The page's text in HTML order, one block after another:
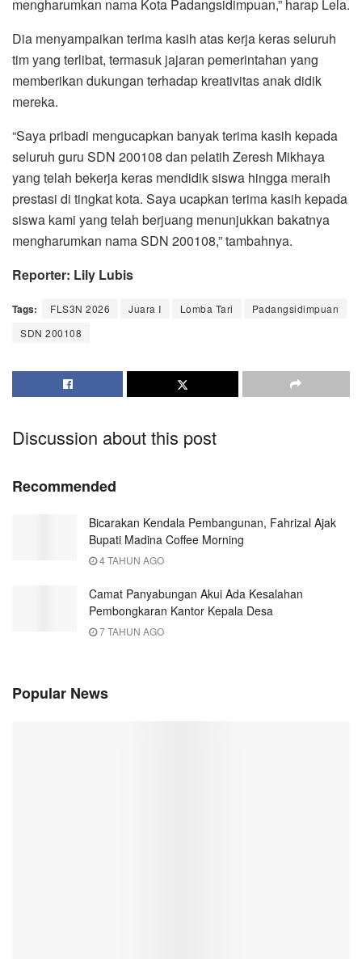
mengharumkan nama Kota Padangsidimpuan,” harap Lela.
Dia menyampaikan terima kasih atas kerja keras seluruh
tim yang terlibat, termasuk jajaran pemerintahan yang
memberikan dukungan terhadap kreativitas anak didik
mereka.
“Saya pribadi mengucapkan banyak terima kasih kepada
seluruh guru SDN 200108 dan pelatih Zeresh Mikhaya
yang telah bekerja keras mendidik siswa hingga meraih
prestasi di tingkat kota. Saya ucapkan terima kasih kepada
siswa kami yang telah berjuang menunjukkan bakatnya
mengharumkan nama SDN 200108,” tambahnya.
Reporter: Lily Lubis
Tags: FLS3N 2026 Juara I Lomba Tari
Padangsidimpuan
SDN 200108
Discussion about this post
Recommended
Bicarakan Kendala Pembangunan, Fahrizal Ajak
Bupati Madina Coffee Morning
4 TAHUN AGO
Camat Panyabungan Akui Ada Kesalahan
Pembongkaran Kantor Kepala Desa
7 TAHUN AGO
Popular News